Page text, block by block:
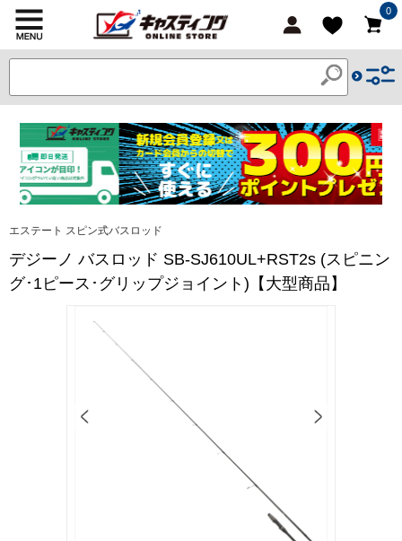
0
エステート スピン式バスロッド
デジーノ バスロッド SB-SJ610UL+RST2s (スピニン
グ･1ピース･グリップジョイント)【大型商品】